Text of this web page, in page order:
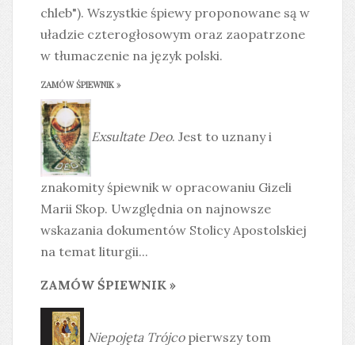
chleb"). Wszystkie śpiewy proponowane są w
uładzie czterogłosowym oraz zaopatrzone
w tłumaczenie na język polski.
ZAMÓW ŚPIEWNIK »
Exsultate Deo. Jest to uznany i
znakomity śpiewnik w opracowaniu Gizeli
Marii Skop. Uwzględnia on najnowsze
wskazania dokumentów Stolicy Apostolskiej
na temat liturgii...
ZAMÓW ŚPIEWNIK »
Niepojęta Trójcopierwszy tom